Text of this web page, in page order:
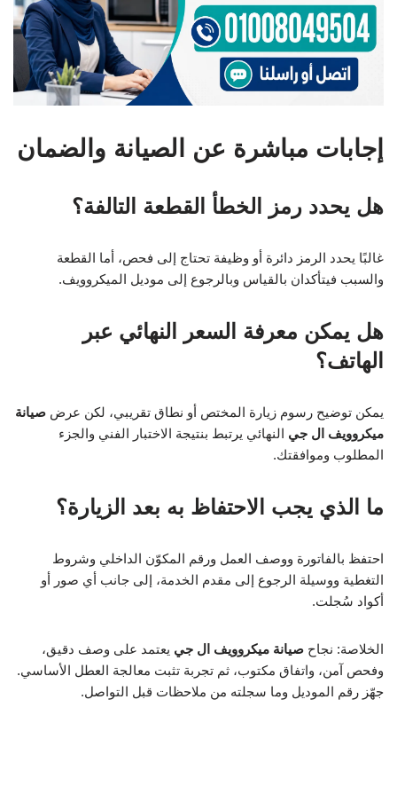
إجابات مباشرة عن الصيانة والضمان
هل يحدد رمز الخطأ القطعة التالفة؟
غالبًا يحدد الرمز دائرة أو وظيفة تحتاج إلى فحص، أما القطعة
والسبب فيتأكدان بالقياس وبالرجوع إلى موديل الميكروويف.
هل يمكن معرفة السعر النهائي عبر
الهاتف؟
يمكن توضيح رسوم زيارة المختص أو نطاق تقريبي، لكن عرض صيانة
ميكروويف ال جي النهائي يرتبط بنتيجة الاختبار الفني والجزء
المطلوب وموافقتك.
ما الذي يجب الاحتفاظ به بعد الزيارة؟
احتفظ بالفاتورة ووصف العمل ورقم المكوّن الداخلي وشروط
التغطية ووسيلة الرجوع إلى مقدم الخدمة، إلى جانب أي صور أو
أكواد سُجلت.
الخلاصة: نجاح صيانة ميكروويف ال جي يعتمد على وصف دقيق،
وفحص آمن، واتفاق مكتوب، ثم تجربة تثبت معالجة العطل الأساسي.
جهّز رقم الموديل وما سجلته من ملاحظات قبل التواصل.